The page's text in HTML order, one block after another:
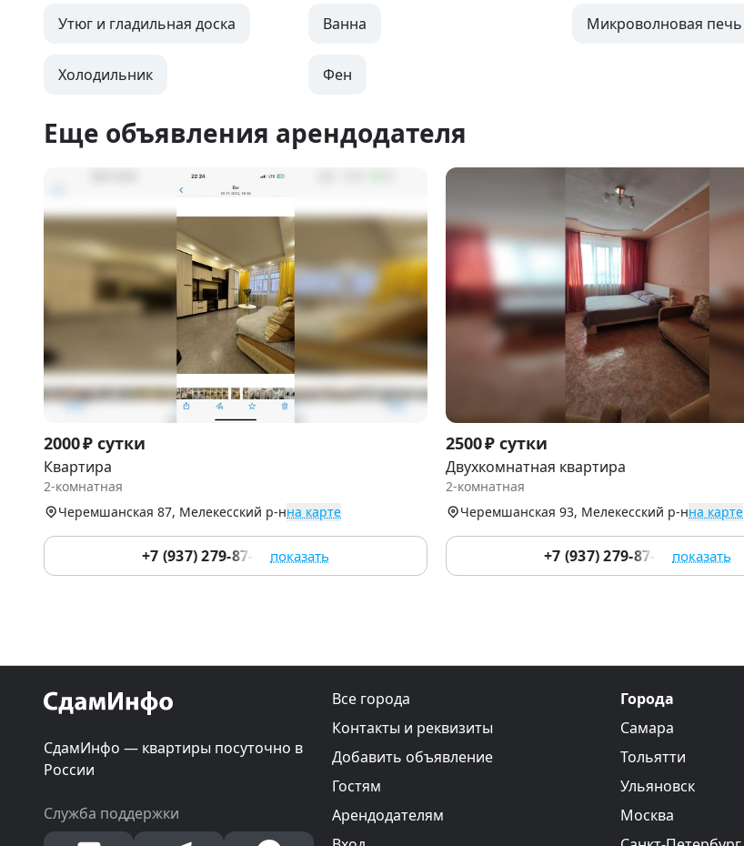
Утюг и гладильная доска Ванна Микроволновая печь
Холодильник Фен
Еще объявления арендодателя
Item
1
of
2000 ₽ сутки
Квартира
2-комнатная
Черемшанская 87, Мелекесский р-нна карте
+7 (937) 279-87-18 показать
Item
1
of
2500 ₽ сутки
Двухкомнатная квартира
2-комнатная
Черемшанская 93, Мелекесский р-нна карте
+7 (937) 279-87-18 показать
СдамИнфо — квартиры посуточно в
России
Служба поддержки
Все города
Контакты и реквизиты
Добавить объявление
Гостям
Арендодателям
Города
Самара
Тольятти
Ульяновск
Москва